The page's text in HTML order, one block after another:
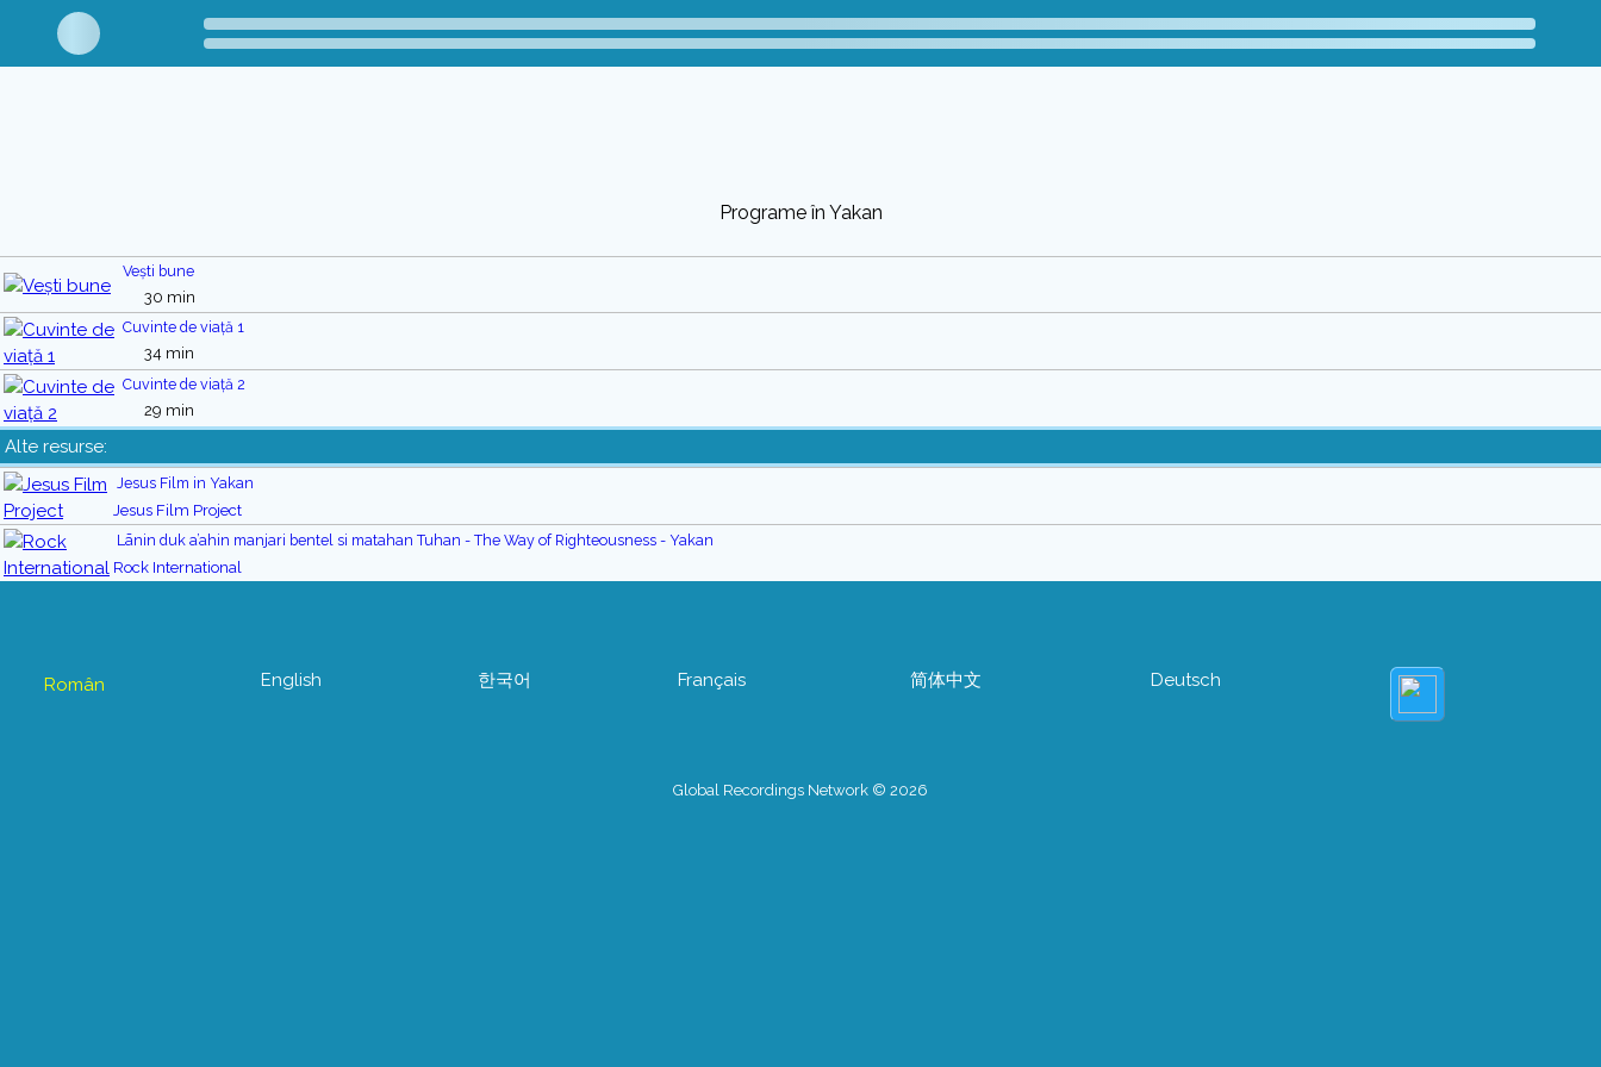
Programe în Yakan
Vești bune
30 min
Cuvinte de viață 1
34 min
Cuvinte de viață 2
29 min
Alte resurse:
Jesus Film in Yakan
Jesus Film Project
Lānin duk a’ahin manjari bentel si matahan Tuhan - The Way of Righteousness - Yakan
Rock International
Român English 한국어 Français 简体中文 Deutsch
Global Recordings Network © 2026